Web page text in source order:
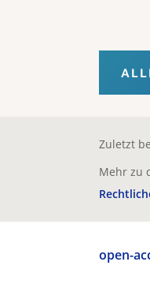
Zuletzt
Mehr zu
open-